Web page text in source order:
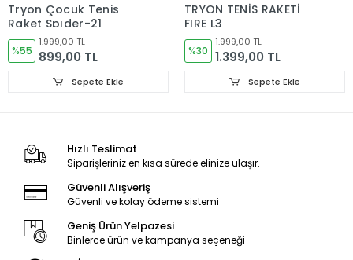
Tryon Çocuk Tenis
Raket Spıder-21
%55
1.999,00 TL
899,00 TL
Sepete Ekle
TRYON TENİS RAKETİ
FIRE L3
%30
1.999,00 TL
1.399,00 TL
Sepete Ekle
Hızlı Teslimat
Siparişleriniz en kısa sürede elinize ulaşır.
Güvenli Alışveriş
Güvenli ve kolay ödeme sistemi
Geniş Ürün Yelpazesi
Binlerce ürün ve kampanya seçeneği